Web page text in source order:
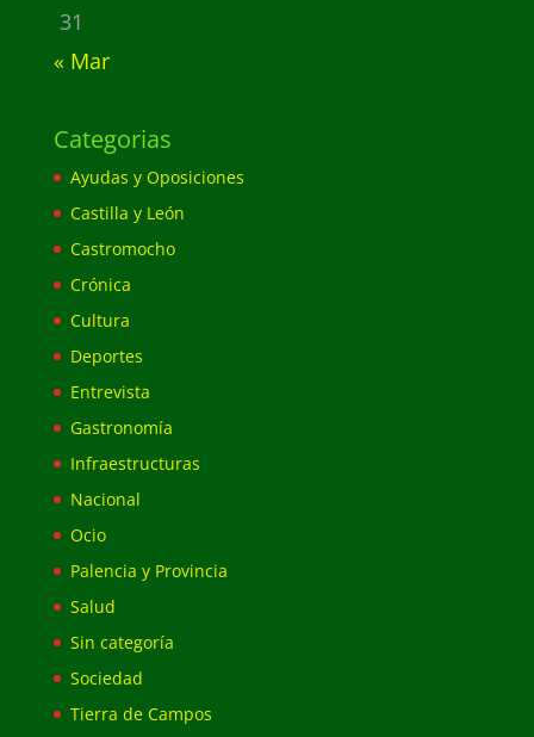
31
« Mar
Categorias
Ayudas y Oposiciones
Castilla y León
Castromocho
Crónica
Cultura
Deportes
Entrevista
Gastronomía
Infraestructuras
Nacional
Ocio
Palencia y Provincia
Salud
Sin categoría
Sociedad
Tierra de Campos